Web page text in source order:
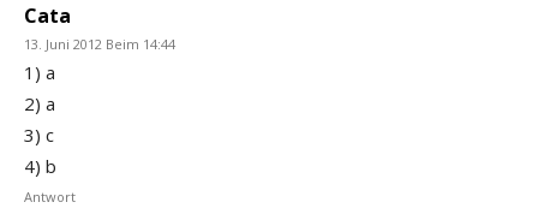
Cata
13. Juni 2012 Beim 14:44
1) a
2) a
3) c
4) b
Antwort